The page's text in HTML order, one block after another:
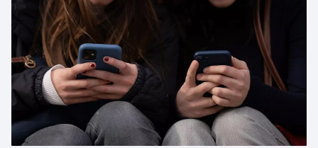
Aprendizaje para observar el ‘fin del
mundo’ sin riesgo